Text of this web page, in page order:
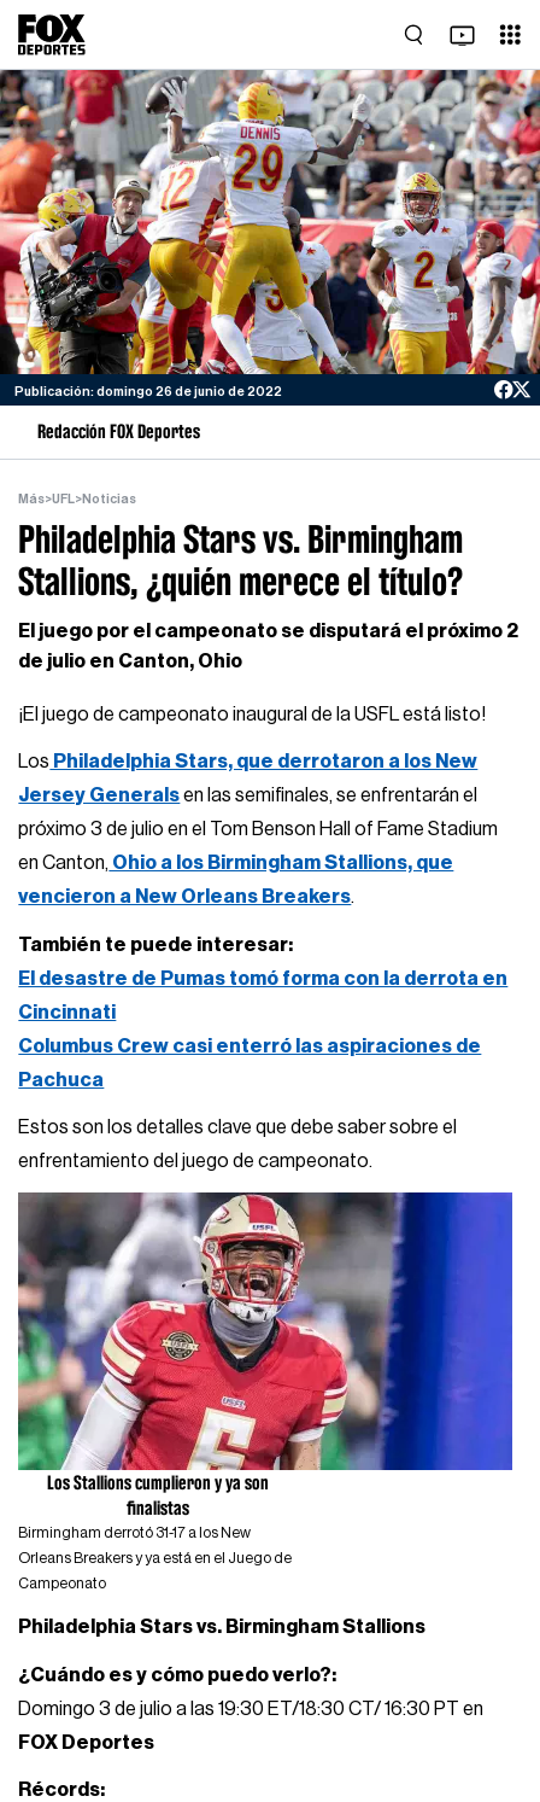
Publicación: domingo 26 de junio de 2022
Redacción FOX Deportes
Más>UFL>Noticias
Philadelphia Stars vs. Birmingham
Stallions, ¿quién merece el título?
El juego por el campeonato se disputará el próximo 2
de julio en Canton, Ohio
¡El juego de campeonato inaugural de la USFL está listo!
Los Philadelphia Stars, que derrotaron a los New
Jersey Generalsen las semifinales, se enfrentarán el
próximo 3 de julio en el Tom Benson Hall of Fame Stadium
en Canton, Ohio a los Birmingham Stallions, que
vencieron a New Orleans Breakers.
También te puede interesar:
El desastre de Pumas tomó forma con la derrota en
Cincinnati
Columbus Crew casi enterró las aspiraciones de
Pachuca
Estos son los detalles clave que debe saber sobre el
enfrentamiento del juego de campeonato.
Los Stallions cumplieron y ya son
finalistas
Birmingham derrotó 31-17 a los New
Orleans Breakers y ya está en el Juego de
Campeonato
Philadelphia Stars vs. Birmingham Stallions
¿Cuándo es y cómo puedo verlo?:
Domingo 3 de julio a las 19:30 ET/18:30 CT/ 16:30 PT en
FOX Deportes
Récords: